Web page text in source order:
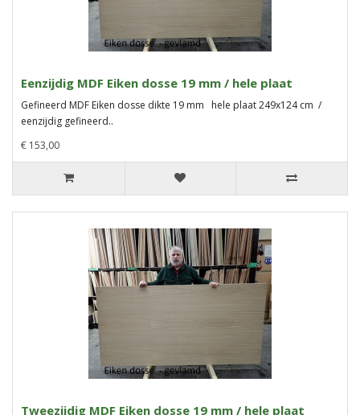
Eenzijdig MDF Eiken dosse 19 mm / hele plaat
Gefineerd MDF Eiken dosse dikte 19 mm hele plaat 249x124 cm /
eenzijdig gefineerd..
€ 153,00
Tweezijdig MDF Eiken dosse 19 mm / hele plaat